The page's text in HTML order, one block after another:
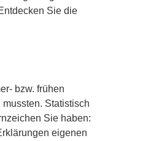
Sie die
bzw. frühen
Statistisch
Sie haben:
eigenen